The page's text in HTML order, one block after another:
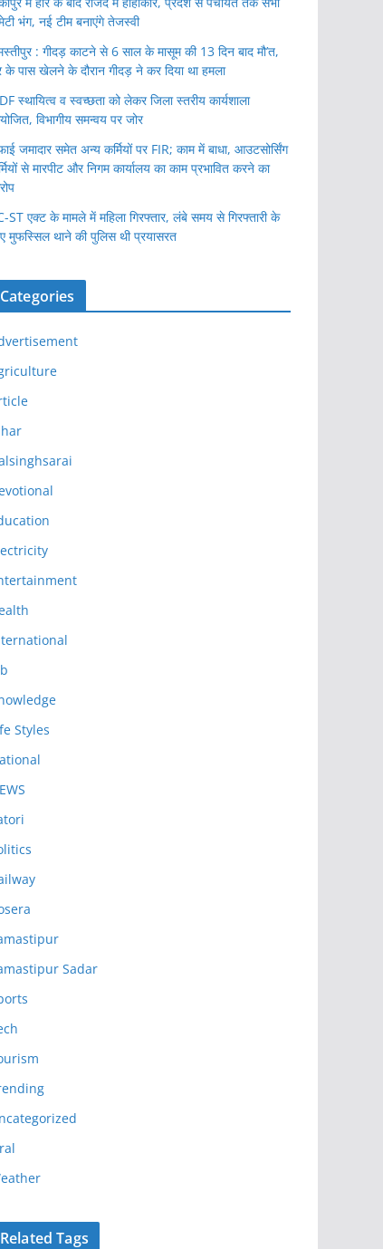
भंग, नई टीम बनाएंगे तेजस्वी
: गीदड़ काटने से 6 साल के मासूम की 13 दिन बाद मौ’त,
के पास खेलने के दौरान गीदड़ ने कर दिया था हमला
स्थायित्व व स्वच्छता को लेकर जिला स्तरीय कार्यशाला
विभागीय समन्वय पर जोर
जमादार समेत अन्य कर्मियों पर FIR; काम में बाधा, आउटसोर्सिंग
से मारपीट और निगम कार्यालय का काम प्रभावित करने का
ST एक्ट के मामले में महिला गिरफ्तार, लंबे समय से गिरफ्तारी के
मुफस्सिल थाने की पुलिस थी प्रयासरत
Categories
Styles
Sadar
Related Tags